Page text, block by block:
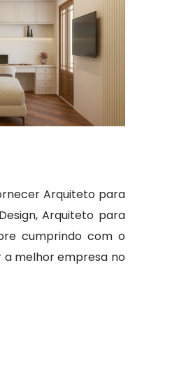
Arquiteto para
Arquiteto para
cumprindo com o
a melhor empresa no